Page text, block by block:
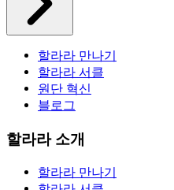
할라라 만나기
할라라 서클
원단 혁신
블로그
할라라 소개
할라라 만나기